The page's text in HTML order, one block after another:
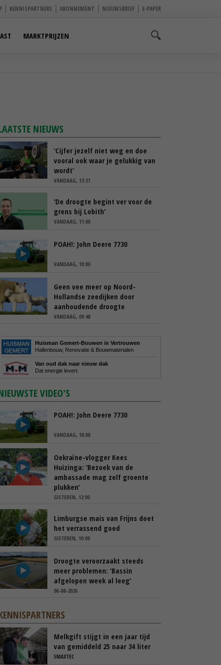
KENNISPARTNERS ABONNEMENT NIEUWSBRIEF E-PAPER
MARKTPRIJZEN
NIEUWS
‘Cijfer jezelf niet weg en doe
vooral ook waar je gelukkig van
wordt’
VANDAAG, 13:31
‘De droogte begint ver voor de
grens bij Lobith’
VANDAAG, 11:00
POAH!: John Deere 7730
VANDAAG, 10:00
Geen vee meer op Noord-
Hollandse zeedijken door
aanhoudende droogte
VANDAAG, 09:48
Huisman Gemert-Bouwen in Vertrouwen
Hallenbouw, Renovatie & Bouwmaterialen
Van oud dak naar nieuw dak
Dat energie levert.
VIDEO'S
POAH!: John Deere 7730
VANDAAG, 10:00
Oekraïne-vlogger Kees
Huizinga: ‘Bezoek van de
ambassade mag zelf groente
plukken’
GISTEREN, 12:00
Limburgse mais van Frijns doet
het verrassend goed
GISTEREN, 10:00
Droogte veroorzaakt steeds
meer problemen: ‘Bassin
afgelopen week al leeg’
06-08-2026
Melkgift stijgt in een jaar tijd
van gemiddeld 25 naar 34 liter
per dag
SMAXTEC